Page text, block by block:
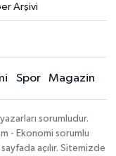
Arşivi
Spor Magazin
sorumludur.
- Ekonomi sorumlu
açılır. Sitemizde